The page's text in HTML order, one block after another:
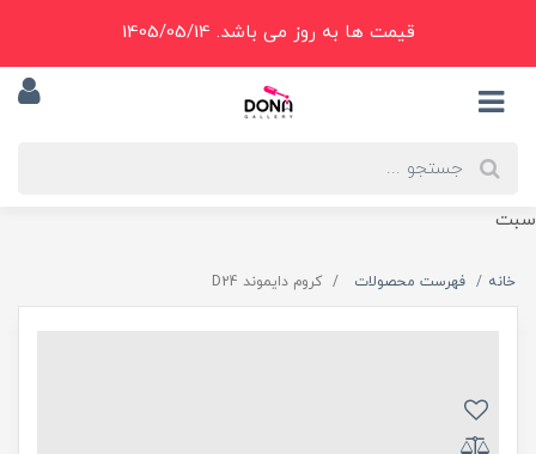
سبت
قیمت ها به روز می باشد. 1405/05/14
خانه فهرست محصولات کروم دايموند D24